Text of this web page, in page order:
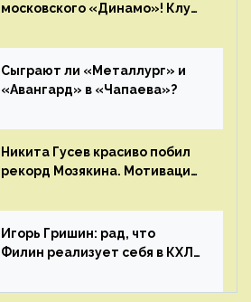
московского «Динамо»! Клуб
сезон
Сыграют ли «Металлург» и
«Авангард» в «Чапаева»?
Никита Гусев красиво побил
рекорд Мозякина. Мотивации
много
Игорь Гришин: рад, что
Филин реализует себя в КХЛ
стали загонять его в рамки